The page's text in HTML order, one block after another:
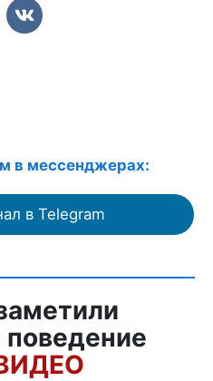
в мессенджерах:
в Telegram
поведение